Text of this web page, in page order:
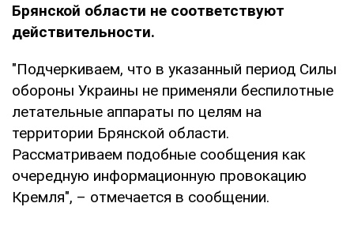
Брянской области не соответствуют
действительности.
"Подчеркиваем, что в указанный период Силы
обороны Украины не применяли беспилотные
летательные аппараты по целям на
территории Брянской области.
Рассматриваем подобные сообщения как
очередную информационную провокацию
Кремля", – отмечается в сообщении.